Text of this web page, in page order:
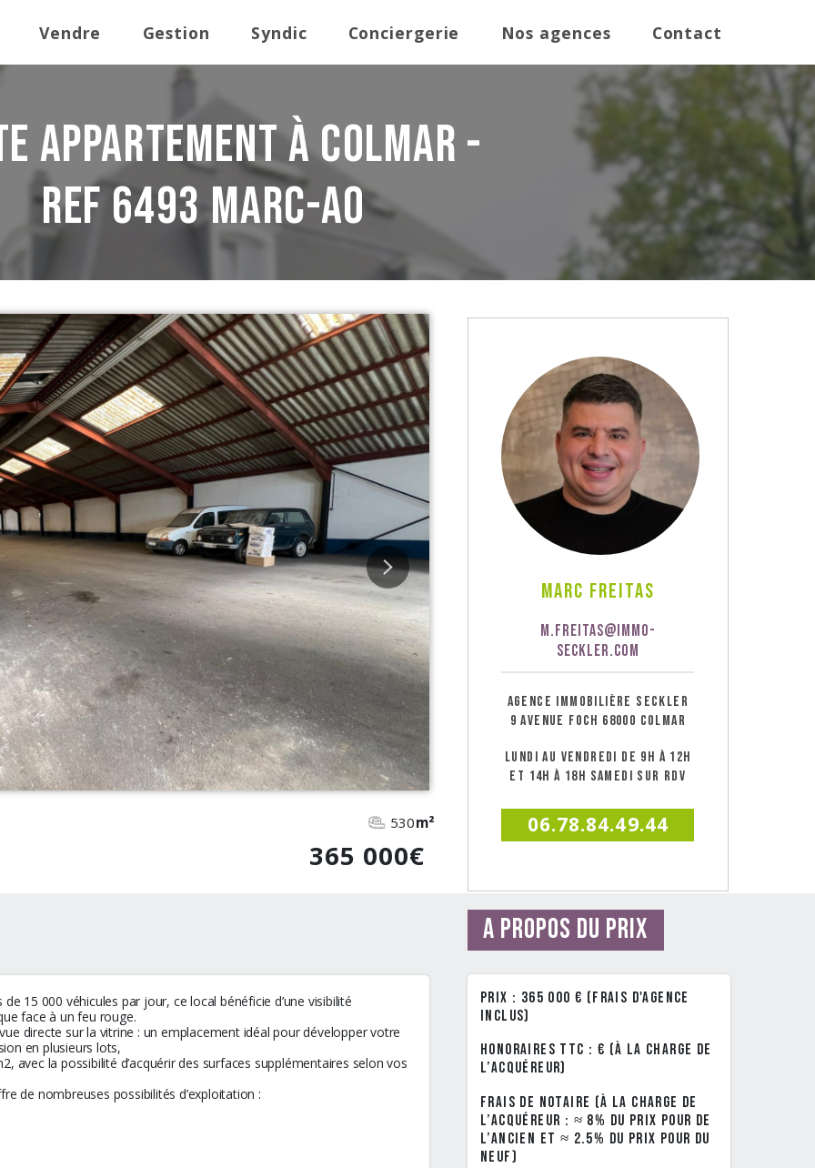
Vendre Gestion Syndic Conciergerie Nos agences Contact
Appartement à Colmar -
REF 6493 Marc-AO
530m²
365 000€
Marc Freitas
M.FREITAS@IMMO-
SECKLER.COM
AGENCE IMMOBILIÈRE SECKLER
9 AVENUE FOCH 68000 COLMAR
LUNDI AU VENDREDI DE 9H À 12H
ET 14H À 18H SAMEDI SUR RDV
06.78.84.49.44
15 000 véhicules par jour, ce local bénéficie d’une visibilité
face à un feu rouge.
directe sur la vitrine : un emplacement idéal pour développer votre
en plusieurs lots,
avec la possibilité d’acquérir des surfaces supplémentaires selon vos
de nombreuses possibilités d’exploitation :
A propos du prix
Prix : 365 000 € (frais d'agence
inclus)
Honoraires TTC : € (à la charge de
l’acquéreur)
Frais de notaire (à la charge de
l’acquéreur : ≈ 8% du prix pour de
l’ancien et ≈ 2.5% du prix pour du
neuf)